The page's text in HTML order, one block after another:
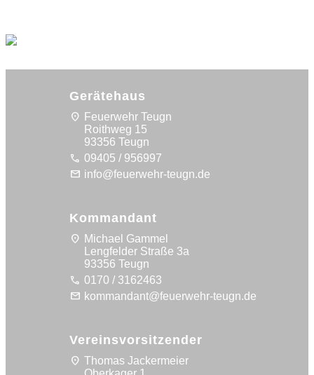
Gerätehaus
location_on Feuerwehr Teugn
Roithweg 15
93356 Teugn
call 09405 / 956997
mail info@feuerwehr-teugn.de
Kommandant
location_on Michael Gammel
Lengfelder Straße 3a
93356 Teugn
call 0170 / 3162463
mail kommandant@feuerwehr-teugn.de
Vereinsvorsitzender
location_on Thomas Jackermeier